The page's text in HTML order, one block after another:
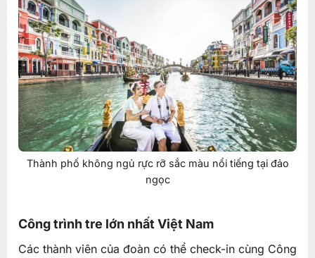
Thành phố không ngủ rực rỡ sắc màu nổi tiếng tại đảo
ngọc
Công trình tre lớn nhất Việt Nam
Các thành viên của đoàn có thể check-in cùng Công